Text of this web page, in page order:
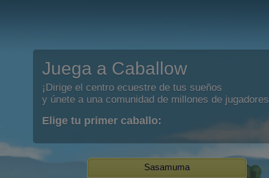
Juega a Caballow
¡Dirige el centro ecuestre de tus sueños
y únete a una comunidad de millones de
Elige tu primer caballo:
Sasamuma